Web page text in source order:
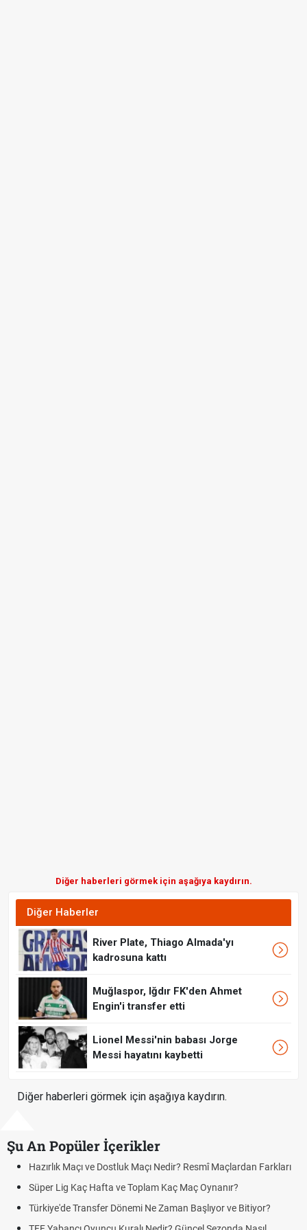
Diğer haberleri görmek için aşağıya kaydırın.
Diğer Haberler
River Plate, Thiago Almada'yı
kadrosuna kattı
Muğlaspor, Iğdır FK'den Ahmet
Engin'i transfer etti
Lionel Messi'nin babası Jorge
Messi hayatını kaybetti
Diğer haberleri görmek için aşağıya kaydırın.
Şu An Popüler İçerikler
Maçı ve Dostluk Maçı Nedir? Resmî Maçlardan Farkları
Lig Kaç Hafta ve Toplam Kaç Maç Oynanır?
Transfer Dönemi Ne Zaman Başlıyor ve Bitiyor?
Puan